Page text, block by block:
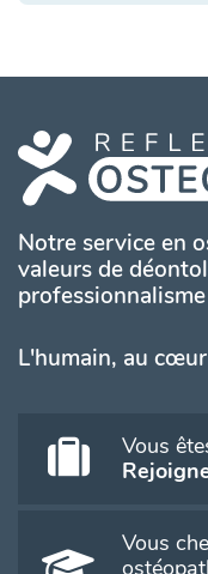
Notre service en
valeurs de
L'humain, au
Vous
Vous